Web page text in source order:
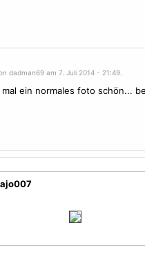
dadman69 am 7. Juli 2014 - 21:49.
ein normales foto schön...